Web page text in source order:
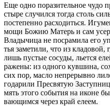
Еще од­но по­ра­зи­тель­ное
сты­ре слу­чил­ся то­гда столь
по­сте­пен­но рас­хо­дить­ся.
мо­щи Бо­жию Ма­терь и сам
Вла­ды­чи­ца не по­сра­ми­ла его
тья за­ме­ти­ли, что из кла­до­вой,
лишь пу­стые со­су­ды, льет­ся
ра­же­ны: из од­но­го кув­ши­на,
сих пор, мас­ло непре­рыв­но
го­да­ри­ли Пре­свя­тую
мять это­го со­бы­тия на иконе
ва­ю­щим­ся через край еле­ем.